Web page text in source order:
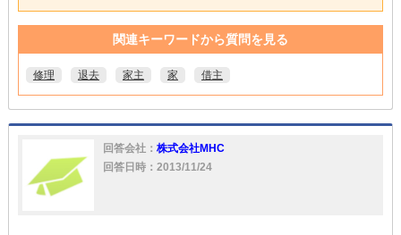
関連キーワードから質問を見る
修理 退去 家主 家 借主
回答会社： 株式会社MHC
回答日時：2013/11/24